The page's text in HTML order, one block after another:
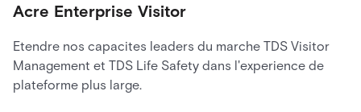
Acre Enterprise Visitor
Etendre nos capacites leaders du marche TDS Visitor
Management et TDS Life Safety dans l'experience de
plateforme plus large.